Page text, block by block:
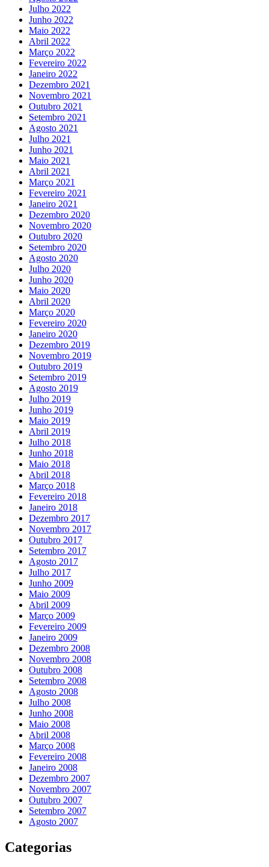
Julho 2022
Junho 2022
Maio 2022
Abril 2022
Março 2022
Fevereiro 2022
Janeiro 2022
Dezembro 2021
Novembro 2021
Outubro 2021
Setembro 2021
Agosto 2021
Julho 2021
Junho 2021
Maio 2021
Abril 2021
Março 2021
Fevereiro 2021
Janeiro 2021
Dezembro 2020
Novembro 2020
Outubro 2020
Setembro 2020
Agosto 2020
Julho 2020
Junho 2020
Maio 2020
Abril 2020
Março 2020
Fevereiro 2020
Janeiro 2020
Dezembro 2019
Novembro 2019
Outubro 2019
Setembro 2019
Agosto 2019
Julho 2019
Junho 2019
Maio 2019
Abril 2019
Julho 2018
Junho 2018
Maio 2018
Abril 2018
Março 2018
Fevereiro 2018
Janeiro 2018
Dezembro 2017
Novembro 2017
Outubro 2017
Setembro 2017
Agosto 2017
Julho 2017
Junho 2009
Maio 2009
Abril 2009
Março 2009
Fevereiro 2009
Janeiro 2009
Dezembro 2008
Novembro 2008
Outubro 2008
Setembro 2008
Agosto 2008
Julho 2008
Junho 2008
Maio 2008
Abril 2008
Março 2008
Fevereiro 2008
Janeiro 2008
Dezembro 2007
Novembro 2007
Outubro 2007
Setembro 2007
Agosto 2007
Categorias